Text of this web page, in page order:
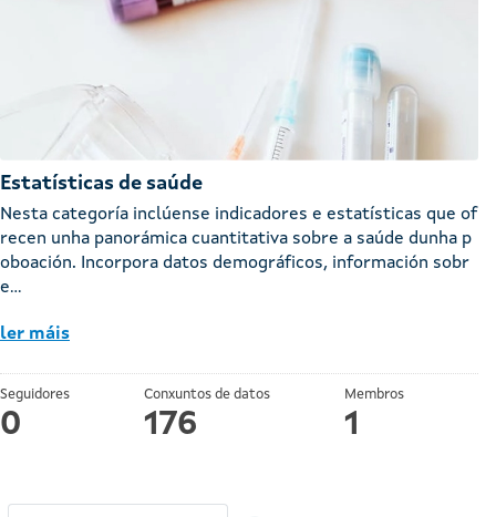
Estatísticas de saúde
Nesta categoría inclúense indicadores e estatísticas que of
recen unha panorámica cuantitativa sobre a saúde dunha p
oboación. Incorpora datos demográficos, información sobr
e...
ler máis
Seguidores
0
Conxuntos de datos
176
Membros
1